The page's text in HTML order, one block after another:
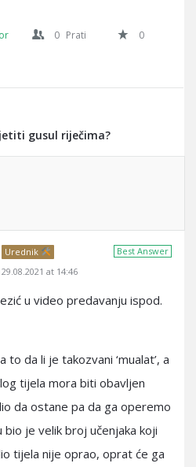
0 Prati
0
gusul riječima?
Best Answer
Urednik
at 14:46
u video predavanju ispod.
da li je takozvani ‘mualat’, a
tijela mora biti obavljen
da ostane pa da ga operemo
bio je velik broj učenjaka koji
tijela nije oprao, oprat će ga